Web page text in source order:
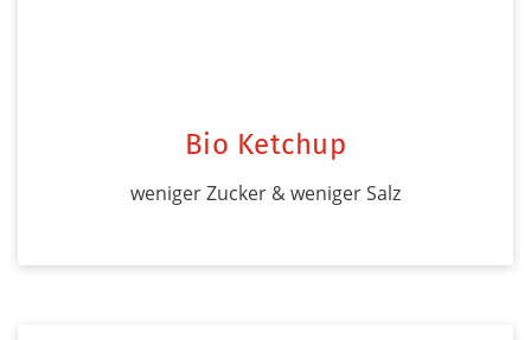
Bio Ketchup
weniger Zucker & weniger Salz